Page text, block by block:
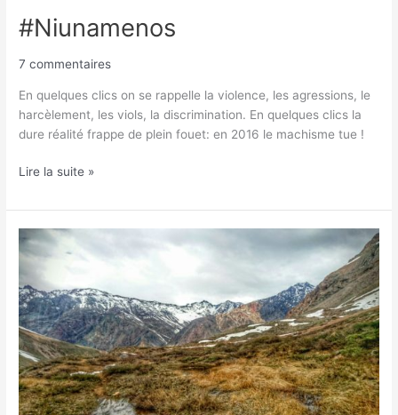
#Niunamenos
7 commentaires
En quelques clics on se rappelle la violence, les agressions, le
harcèlement, les viols, la discrimination. En quelques clics la
dure réalité frappe de plein fouet: en 2016 le machisme tue !
Lire la suite »
Le
Chili,
entre
amour
et
incompréhension